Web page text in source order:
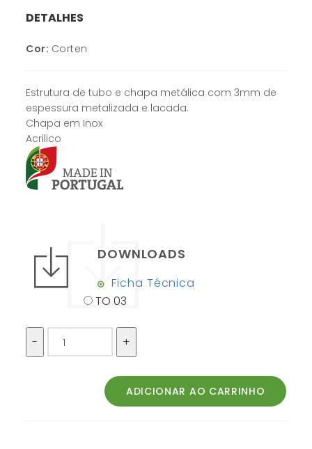
DETALHES
Cor: Corten
Estrutura de tubo e chapa metálica com 3mm de
espessura metalizada e lacada.
Chapa em Inox
Acrilico
DOWNLOADS
Ficha Técnica
TO 03